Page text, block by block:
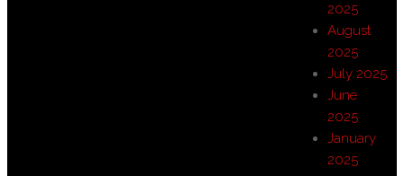
2025
August
2025
July 2025
June
2025
January
2025